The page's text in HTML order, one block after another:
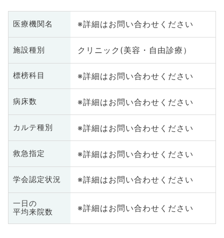
医療機関名 ※詳細はお問い合わせください
施設種別 クリニック(美容・自由診療）
標榜科目 ※詳細はお問い合わせください
病床数 ※詳細はお問い合わせください
カルテ種別 ※詳細はお問い合わせください
救急指定 ※詳細はお問い合わせください
学会認定状況 ※詳細はお問い合わせください
一日の
平均来院数
※詳細はお問い合わせください